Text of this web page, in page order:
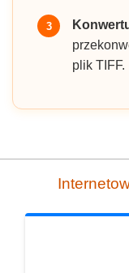
3
plik TIFF.